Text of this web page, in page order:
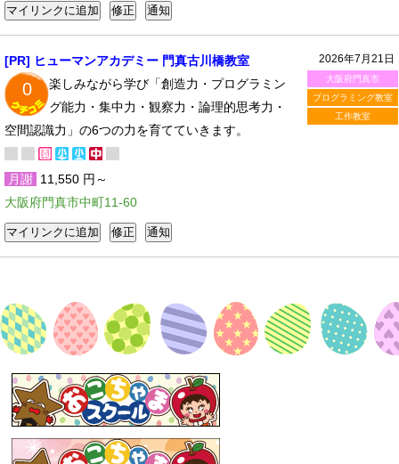
2026年7月21日
大阪府門真市
プログラミング教室
工作教室
[PR] ヒューマンアカデミー 門真古川橋教室
0
楽しみながら学び「創造力・プログラミン
グ能力・集中力・観察力・論理的思考力・
空間認識力」の6つの力を育てていきます。
月謝 11,550 円～
大阪府門真市中町11-60